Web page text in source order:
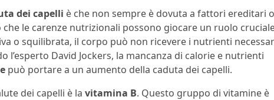
dei capelli è che non sempre è dovuta a fattori ereditari o
le carenze nutrizionali possono giocare un ruolo
o squilibrata, il corpo può non ricevere i nutrienti
l’esperto David Jockers, la mancanza di calorie e nutrienti
può portare a un aumento della caduta dei capelli.
dei capelli è la vitamina B. Questo gruppo di vitamine è